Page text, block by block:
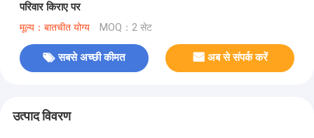
परिवार किराए पर
मूल्य：बातचीत योग्य MOQ：2 सेट
सबसे अच्छी कीमत अब से संपर्क करें
उत्पाद विवरण